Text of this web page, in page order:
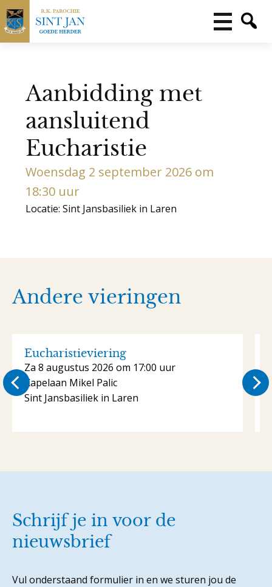
Aanbidding met
aansluitend
Eucharistie
Woensdag 2 september 2026 om
18:30 uur
Locatie: Sint Jansbasiliek in Laren
Andere vieringen
Eucharistieviering
Za 8 augustus 2026 om 17:00 uur
Kapelaan Mikel Palic
Sint Jansbasiliek in Laren
Schrijf je in voor de
nieuwsbrief
Vul onderstaand formulier in en we sturen jou de